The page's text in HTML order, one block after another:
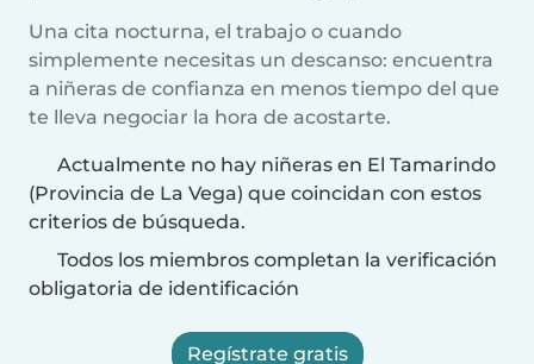
Una cita nocturna, el trabajo o cuando
simplemente necesitas un descanso: encuentra
a niñeras de confianza en menos tiempo del que
te lleva negociar la hora de acostarte.
Actualmente no hay niñeras en El Tamarindo
(Provincia de La Vega) que coincidan con estos
criterios de búsqueda.
Todos los miembros completan la verificación
obligatoria de identificación
Regístrate gratis